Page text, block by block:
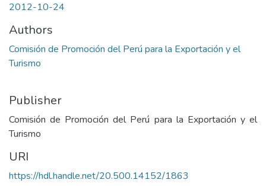
2012-10-24
Authors
Comisión de Promoción del Perú para la Exportación y el
Turismo
Publisher
Comisión de Promoción del Perú para la Exportación y el
Turismo
URI
https://hdl.handle.net/20.500.14152/1863